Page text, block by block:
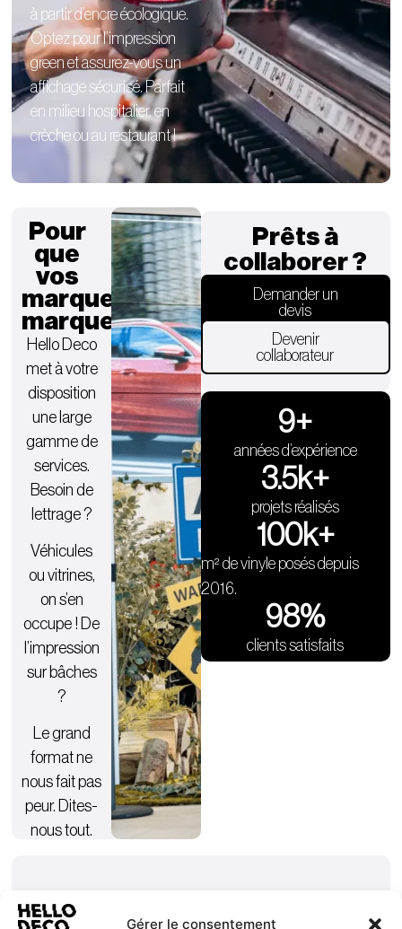
Gérer le consentement
à partir d’encre écologique.
Optez pour l’impression
green et assurez-vous un
affichage sécurisé. Parfait
en milieu hospitalier, en
crèche ou au restaurant !
Pour
que
vos
marques
marquent.
Hello Deco
met à votre
disposition
une large
gamme de
services.
Besoin de
lettrage ?
Véhicules
ou vitrines,
on s’en
occupe ! De
l’impression
sur bâches
?
Le grand
format ne
nous fait pas
peur. Dites-
nous tout.
Prêts à
collaborer ?
Demander un
devis
Devenir
collaborateur
années d’expérience
9+
projets réalisés
3.5k+
m² de vinyle posés depuis
2016.
100k+
clients satisfaits
98%